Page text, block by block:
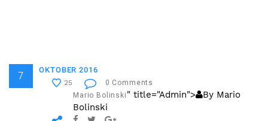
7 OKTOBER 2016
25
0 Comments
Mario Bolinski " title="Admin">
By Mario
Bolinski